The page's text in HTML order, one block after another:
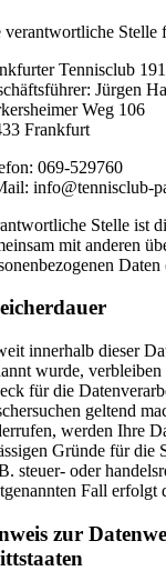
verantwortliche Stelle
Tennisclub
Jürgen
Weg 106
Frankfurt
069-529760
info@tennisclub-
Stelle ist
mit anderen
innerhalb dieser
wurde,
für die
geltend
werden Ihre
Gründe für die
steuer- oder
Fall erfolgt
zur